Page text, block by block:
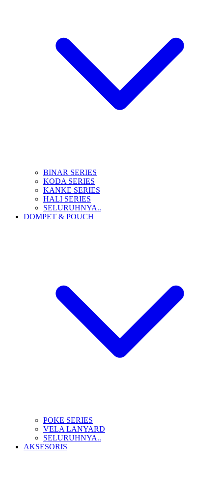
BINAR SERIES
KODA SERIES
KANKE SERIES
HALI SERIES
SELURUHNYA..
DOMPET & POUCH
POKE SERIES
VELA LANYARD
SELURUHNYA..
AKSESORIS